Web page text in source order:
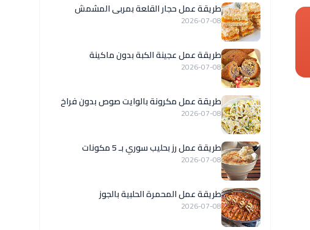
طريقة عمل حجار القلعة بمربى المشمش
2026-07-08
طريقة عمل عجينة الكبة بدون ماكينة
2026-07-08
طريقة عمل مكرونة بالوايت صوص بدون فراخ
2026-07-08
طريقة عمل رز بحليب سوري بـ 5 مكونات
2026-07-08
طريقة عمل المحمرة الحلبية بالجوز
2026-07-08